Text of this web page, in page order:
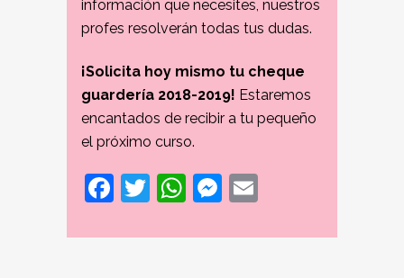
información que necesites, nuestros
profes resolverán todas tus dudas.
¡Solicita hoy mismo tu cheque
guardería 2018-2019! Estaremos
encantados de recibir a tu pequeño
el próximo curso.
Facebook
Twitter
WhatsApp
Messenger